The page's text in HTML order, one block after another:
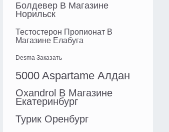
Болдевер В Магазине
Норильск
Тестостерон Пропионат В
Магазине Елабуга
Desma Заказать
5000 Aspartame Алдан
Oxandrol В Магазине
Екатеринбург
Турик Оренбург